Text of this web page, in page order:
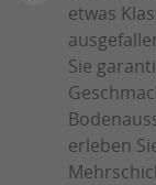
etwas
Sie
erleben